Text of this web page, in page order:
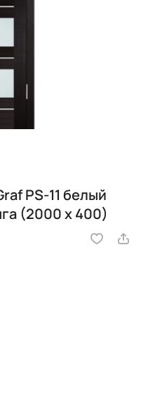
PS-11 белый
(2000 х 400)